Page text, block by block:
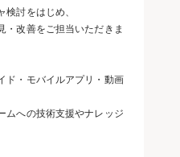
討をはじめ、
・改善をご担当いただきま
ド・モバイルアプリ・動画
ムへの技術支援やナレッジ